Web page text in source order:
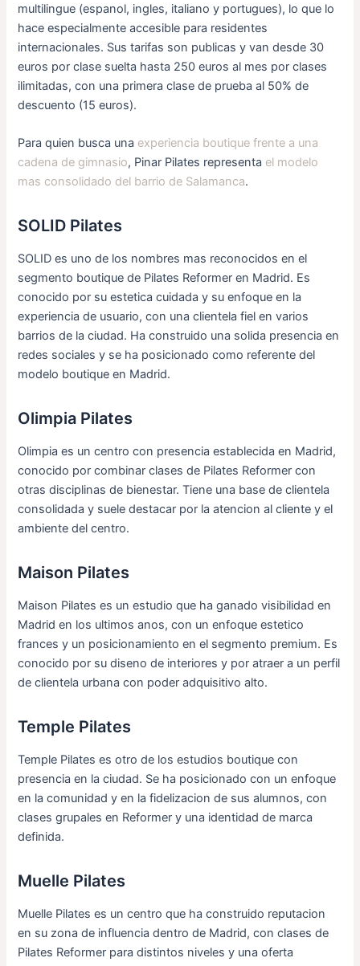
multilingue (espanol, ingles, italiano y portugues), lo que lo
hace especialmente accesible para residentes
internacionales. Sus tarifas son publicas y van desde 30
euros por clase suelta hasta 250 euros al mes por clases
ilimitadas, con una primera clase de prueba al 50% de
descuento (15 euros).
Para quien busca una experiencia boutique frente a una
cadena de gimnasio, Pinar Pilates representa el modelo
mas consolidado del barrio de Salamanca.
SOLID Pilates
SOLID es uno de los nombres mas reconocidos en el
segmento boutique de Pilates Reformer en Madrid. Es
conocido por su estetica cuidada y su enfoque en la
experiencia de usuario, con una clientela fiel en varios
barrios de la ciudad. Ha construido una solida presencia en
redes sociales y se ha posicionado como referente del
modelo boutique en Madrid.
Olimpia Pilates
Olimpia es un centro con presencia establecida en Madrid,
conocido por combinar clases de Pilates Reformer con
otras disciplinas de bienestar. Tiene una base de clientela
consolidada y suele destacar por la atencion al cliente y el
ambiente del centro.
Maison Pilates
Maison Pilates es un estudio que ha ganado visibilidad en
Madrid en los ultimos anos, con un enfoque estetico
frances y un posicionamiento en el segmento premium. Es
conocido por su diseno de interiores y por atraer a un perfil
de clientela urbana con poder adquisitivo alto.
Temple Pilates
Temple Pilates es otro de los estudios boutique con
presencia en la ciudad. Se ha posicionado con un enfoque
en la comunidad y en la fidelizacion de sus alumnos, con
clases grupales en Reformer y una identidad de marca
definida.
Muelle Pilates
Muelle Pilates es un centro que ha construido reputacion
en su zona de influencia dentro de Madrid, con clases de
Pilates Reformer para distintos niveles y una oferta